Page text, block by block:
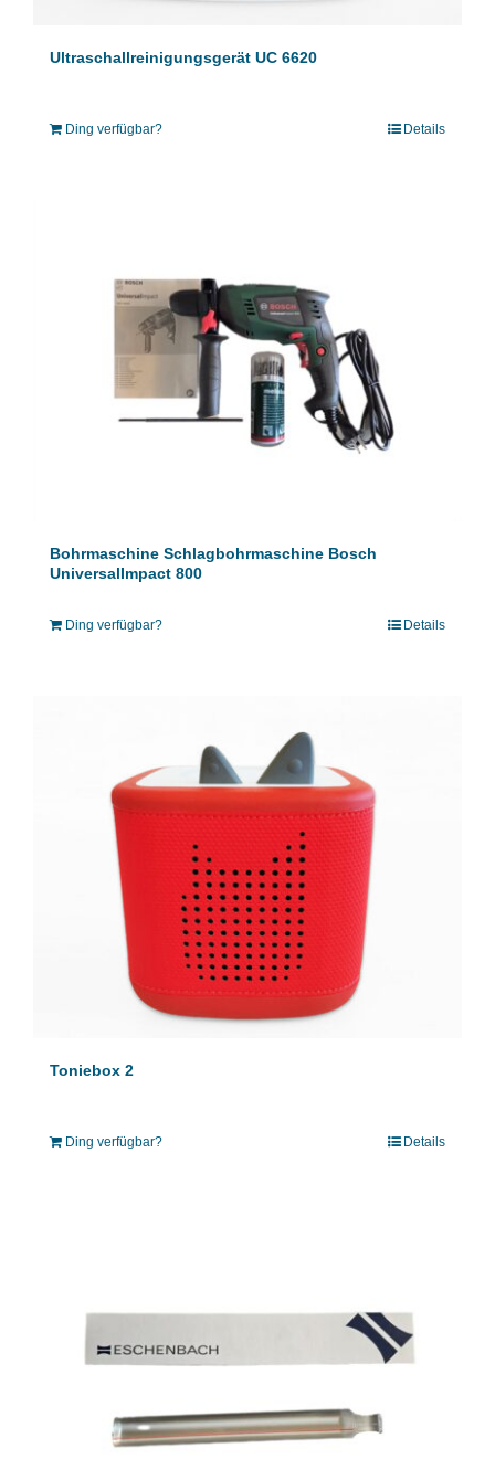
Ultraschallreinigungsgerät UC 6620
Ding verfügbar? Details
Bohrmaschine Schlagbohrmaschine Bosch
UniversalImpact 800
Ding verfügbar? Details
Toniebox 2
Ding verfügbar? Details